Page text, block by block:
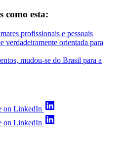
como esta:
profissionais e pessoais
verdadeiramente orientada para
mudou-se do Brasil para a
on LinkedIn
on LinkedIn